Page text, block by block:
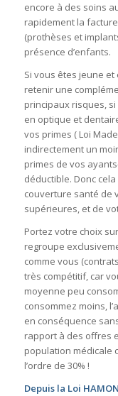
encore à des soins
rapidement la
(prothèses et
présence d’enfants.
Si vous êtes jeune
retenir une
principaux risques,
en optique et
vos primes ( Loi
indirectement un
primes de vos
déductible. Donc
couverture santé de
supérieures, et de
Portez votre choix
regroupe
comme vous
très compétitif, car
moyenne peu
consommez moins,
en conséquence
rapport à des offres
population médicale
l’ordre de 30% !
Depuis la Loi